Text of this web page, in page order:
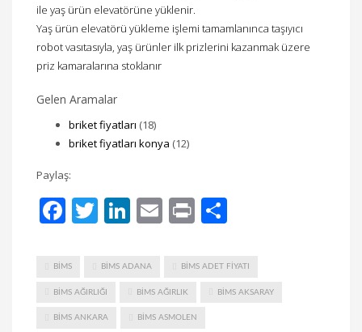
ile yaş ürün elevatörüne yüklenir.
Yaş ürün elevatörü yükleme işlemi tamamlanınca taşıyıcı
robot vasıtasıyla, yaş ürünler ilk prizlerini kazanmak üzere
priz kamaralarına stoklanır
Gelen Aramalar
briket fiyatları (18)
briket fiyatları konya (12)
Paylaş:
Facebook
Twitter
LinkedIn
Email
Print
BIMS BIMS ADANA BIMS ADET FIYATI
BIMS AĞIRLIĞI BIMS AĞIRLIK BIMS AKSARAY
BIMS ANKARA BIMS ASMOLEN